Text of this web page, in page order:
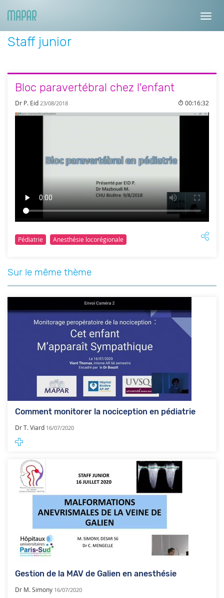
Staff junior
Bloc paravertébral chez l'enfant
Dr P. Eid 23/08/2018 00:16:32
Pédiatrie Anesthésie locorégionale
Sur le même thème
Comment monitorer la nociception en pédiatrie
Dr T. Viard 16/07/2020
Gestion de la MAV de Galien en anesthésie
Dr M. Simony 16/07/2020